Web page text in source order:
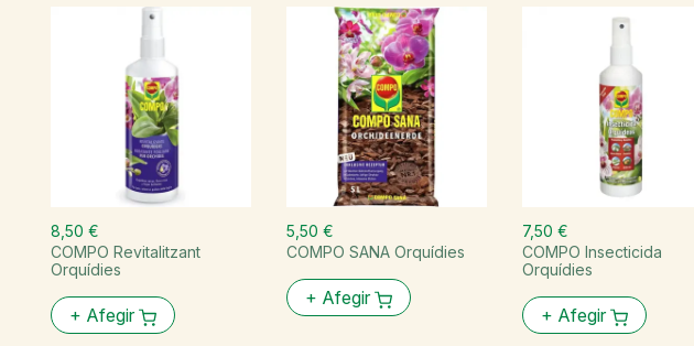
8,50 €
COMPO Revitalitzant
Orquídies
+ Afegir
5,50 €
COMPO SANA Orquídies
+ Afegir
7,50 €
COMPO Insecticida
Orquídies
+ Afegir